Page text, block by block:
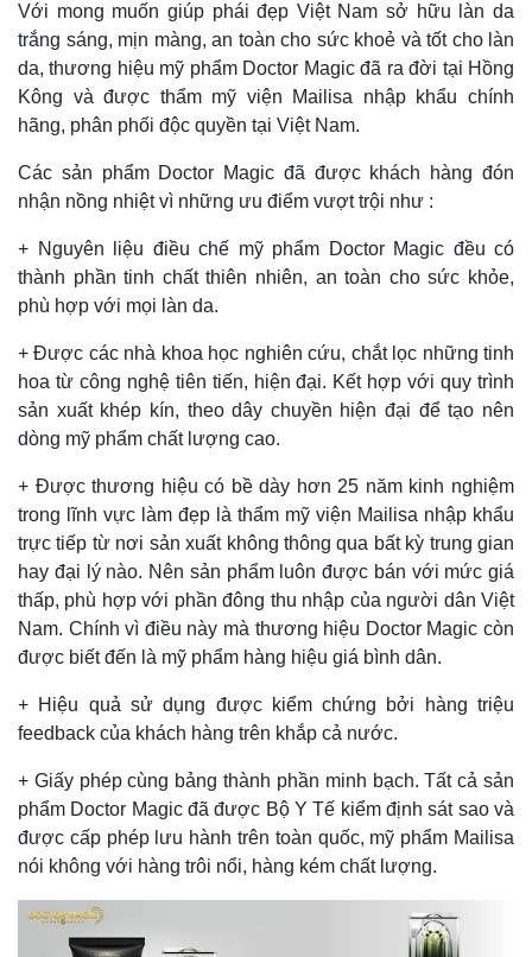
Thế giới
Quan sát
Hồ sơ
Multimedia
Video
E-Magazine
Infographic
Với mong muốn giúp phái đẹp Việt Nam sở hữu làn da
trắng sáng, mịn màng, an toàn cho sức khoẻ và tốt cho làn
da, thương hiệu mỹ phẩm Doctor Magic đã ra đời tại Hồng
Kông và được thẩm mỹ viện Mailisa nhập khẩu chính
hãng, phân phối độc quyền tại Việt Nam.
Các sản phẩm Doctor Magic đã được khách hàng đón
nhận nồng nhiệt vì những ưu điểm vượt trội như :
+ Nguyên liệu điều chế mỹ phẩm Doctor Magic đều có
thành phần tinh chất thiên nhiên, an toàn cho sức khỏe,
phù hợp với mọi làn da.
+ Được các nhà khoa học nghiên cứu, chắt lọc những tinh
hoa từ công nghệ tiên tiến, hiện đại. Kết hợp với quy trình
sản xuất khép kín, theo dây chuyền hiện đại để tạo nên
dòng mỹ phẩm chất lượng cao.
+ Được thương hiệu có bề dày hơn 25 năm kinh nghiệm
trong lĩnh vực làm đẹp là thẩm mỹ viện Mailisa nhập khẩu
trực tiếp từ nơi sản xuất không thông qua bất kỳ trung gian
hay đại lý nào. Nên sản phẩm luôn được bán với mức giá
thấp, phù hợp với phần đông thu nhập của người dân Việt
Nam. Chính vì điều này mà thương hiệu Doctor Magic còn
được biết đến là mỹ phẩm hàng hiệu giá bình dân.
+ Hiệu quả sử dụng được kiểm chứng bởi hàng triệu
feedback của khách hàng trên khắp cả nước.
+ Giấy phép cùng bảng thành phần minh bạch. Tất cả sản
phẩm Doctor Magic đã được Bộ Y Tế kiểm định sát sao và
được cấp phép lưu hành trên toàn quốc, mỹ phẩm Mailisa
nói không với hàng trôi nổi, hàng kém chất lượng.